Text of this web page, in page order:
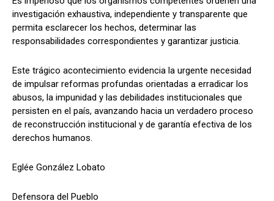
investigación exhaustiva, independiente y transparente que
permita esclarecer los hechos, determinar las
responsabilidades correspondientes y garantizar justicia.
Este trágico acontecimiento evidencia la urgente necesidad
de impulsar reformas profundas orientadas a erradicar los
abusos, la impunidad y las debilidades institucionales que
persisten en el país, avanzando hacia un verdadero proceso
de reconstrucción institucional y de garantía efectiva de los
derechos humanos.
Eglée González Lobato
Defensora del Pueblo